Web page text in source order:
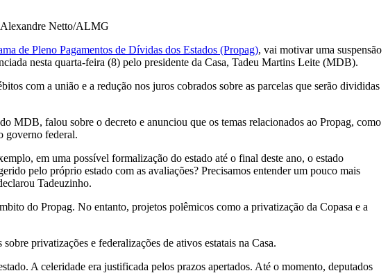
Alexandre Netto/ALMG
de Pleno Pagamentos de Dívidas dos Estados (Propag), vai motivar uma suspensão
nesta quarta-feira (8) pelo presidente da Casa, Tadeu Martins Leite (MDB).
com a união e a redução nos juros cobrados sobre as parcelas que serão divididas
MDB, falou sobre o decreto e anunciou que os temas relacionados ao Propag, como
governo federal.
em uma possível formalização do estado até o final deste ano, o estado
pelo próprio estado com as avaliações? Precisamos entender um pouco mais
Tadeuzinho.
do Propag. No entanto, projetos polêmicos como a privatização da Copasa e a
privatizações e federalizações de ativos estatais na Casa.
A celeridade era justificada pelos prazos apertados. Até o momento, deputados